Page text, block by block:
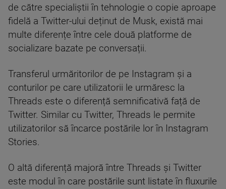
de către specialiștii în tehnologie o copie aproape
fidelă a Twitter-ului deținut de Musk, există mai
multe diferențe între cele două platforme de
socializare bazate pe conversații.
Transferul urmăritorilor de pe Instagram și a
conturilor pe care utilizatorii le urmăresc la
Threads este o diferență semnificativă față de
Twitter. Similar cu Twitter, Threads le permite
utilizatorilor să încarce postările lor în Instagram
Stories.
O altă diferență majoră între Threads și Twitter
este modul în care postările sunt listate în fluxurile